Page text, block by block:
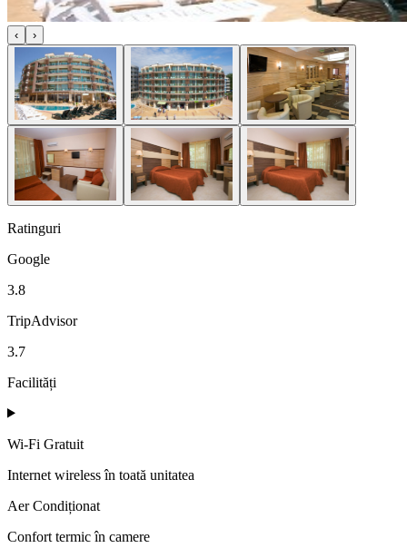
‹ ›
Ratinguri
Google
3.8
TripAdvisor
3.7
Facilități
Wi-Fi Gratuit
Internet wireless în toată unitatea
Aer Condiționat
Confort termic în camere